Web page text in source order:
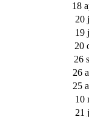
18
20
19
20
26
26
25
10
21